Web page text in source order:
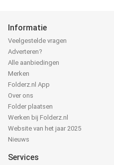
Informatie
Veelgestelde vragen
Adverteren?
Alle aanbiedingen
Merken
Folderz.nl App
Over ons
Folder plaatsen
Werken bij Folderz.nl
Website van het jaar 2025
Nieuws
Services